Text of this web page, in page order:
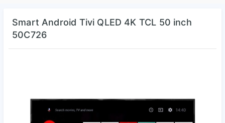
Smart Android Tivi QLED 4K TCL 50 inch
50C726